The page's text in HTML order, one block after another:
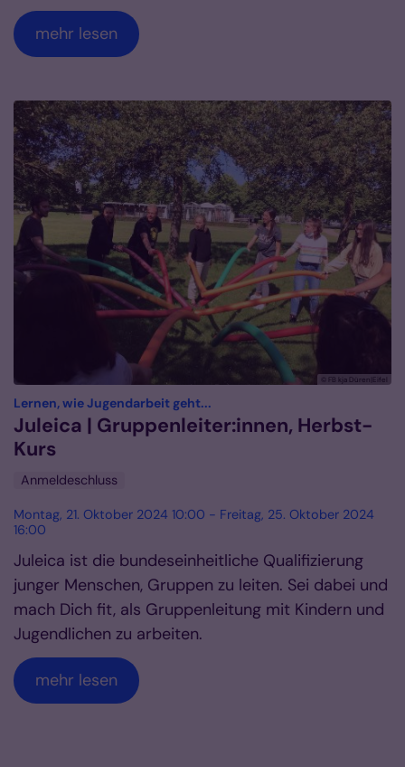
mehr lesen
© FB kja Düren|Eifel
Lernen, wie Jugendarbeit geht...
Juleica | Gruppenleiter:innen, Herbst-
Kurs
Anmeldeschluss
Montag, 21. Oktober 2024 10:00 - Freitag, 25. Oktober 2024
16:00
Juleica ist die bundeseinheitliche Qualifizierung
junger Menschen, Gruppen zu leiten. Sei dabei und
mach Dich fit, als Gruppenleitung mit Kindern und
Jugendlichen zu arbeiten.
mehr lesen